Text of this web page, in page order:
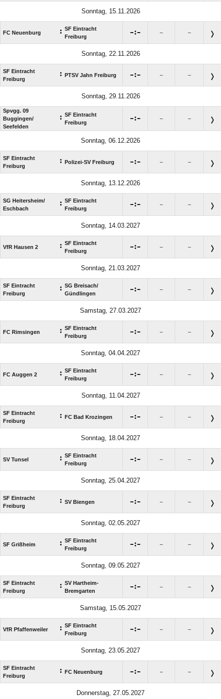
Sonntag, 15.11.2026
FC Neuenburg : SF Eintracht
Freiburg
: – –
Sonntag, 22.11.2026
SF Eintracht
Freiburg
: PTSV Jahn Freiburg : – –
Sonntag, 29.11.2026
Spvgg. 09
Buggingen/​
Seefelden
: SF Eintracht
Freiburg
: – –
Sonntag, 06.12.2026
SF Eintracht
Freiburg
: Polizei-SV Freiburg : – –
Sonntag, 13.12.2026
SG Heitersheim/​
Eschbach
: SF Eintracht
Freiburg
: – –
Sonntag, 14.03.2027
VfR Hausen 2 : SF Eintracht
Freiburg
: – –
Sonntag, 21.03.2027
SF Eintracht
Freiburg
: SG Breisach/​
Gündlingen
: – –
Samstag, 27.03.2027
FC Rimsingen : SF Eintracht
Freiburg
: – –
Sonntag, 04.04.2027
FC Auggen 2 : SF Eintracht
Freiburg
: – –
Sonntag, 11.04.2027
SF Eintracht
Freiburg
: FC Bad Krozingen : – –
Sonntag, 18.04.2027
SV Tunsel : SF Eintracht
Freiburg
: – –
Sonntag, 25.04.2027
SF Eintracht
Freiburg
: SV Biengen : – –
Sonntag, 02.05.2027
SF Grißheim : SF Eintracht
Freiburg
: – –
Sonntag, 09.05.2027
SF Eintracht
Freiburg
: SV Hartheim-
Bremgarten
: – –
Samstag, 15.05.2027
VfR Pfaffenweiler : SF Eintracht
Freiburg
: – –
Sonntag, 23.05.2027
SF Eintracht
Freiburg
: FC Neuenburg : – –
Donnerstag, 27.05.2027